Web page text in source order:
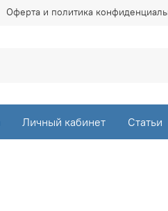
Оферта и политика
Личный кабинет Статьи